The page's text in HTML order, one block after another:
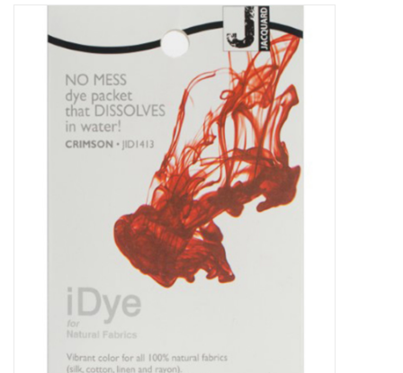
WORKSHOPS
SPECIALS